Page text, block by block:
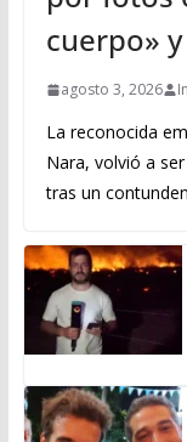
cuerpo»
agosto 3, 2026
La reconocida
Nara, volvió a
tras un